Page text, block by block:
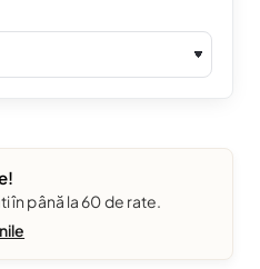
în până la 60 de rate.